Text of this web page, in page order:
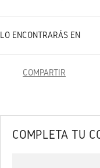
LO ENCONTRARÁS EN
COMPARTIR
COMPLETA TU